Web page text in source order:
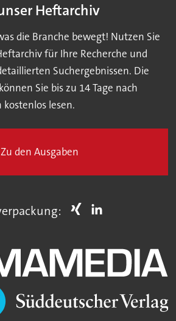
Heftarchiv
die Branche bewegt! Nutzen Sie
für Ihre Recherche und
Suchergebnissen. Die
Sie bis zu 14 Tage nach
lesen.
Zu den Ausgaben